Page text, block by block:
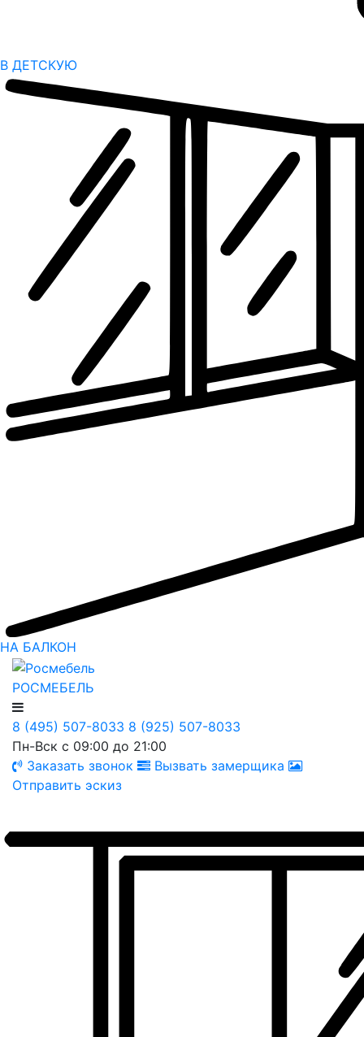
В ДЕТСКУЮ
НА БАЛКОН
РОСМЕБЕЛЬ
8 (495) 507-8033 8 (925) 507-8033
Пн-Вск с 09:00 до 21:00
Заказать звонок
Вызвать замерщика
Отправить эскиз